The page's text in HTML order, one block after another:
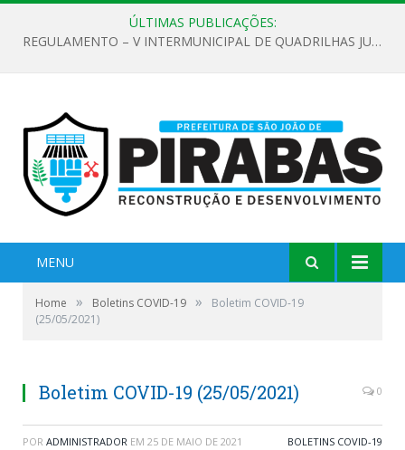
ÚLTIMAS PUBLICAÇÕES:
REGULAMENTO – V INTERMUNICIPAL DE QUADRILHAS JUNINAS 2026
MENU
Home » Boletins COVID-19 »
Boletim COVID-19
(25/05/2021)
Boletim COVID-19 (25/05/2021) 0
POR ADMINISTRADOR EM 25 DE MAIO DE 2021 BOLETINS COVID-19